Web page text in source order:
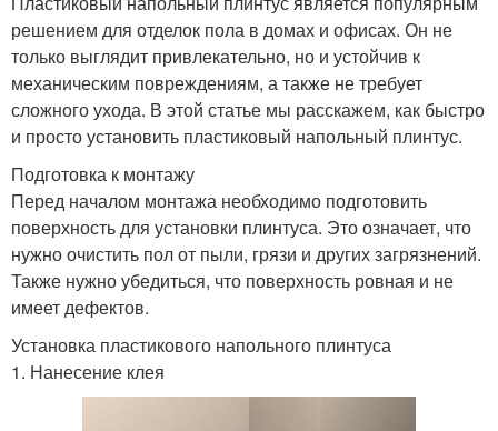
решением для отделок пола в домах и офисах. Он не
только выглядит привлекательно, но и устойчив к
механическим повреждениям, а также не требует
сложного ухода. В этой статье мы расскажем, как быстро
и просто установить пластиковый напольный плинтус.
Подготовка к монтажу
Перед началом монтажа необходимо подготовить
поверхность для установки плинтуса. Это означает, что
нужно очистить пол от пыли, грязи и других загрязнений.
Также нужно убедиться, что поверхность ровная и не
имеет дефектов.
Установка пластикового напольного плинтуса
1. Нанесение клея